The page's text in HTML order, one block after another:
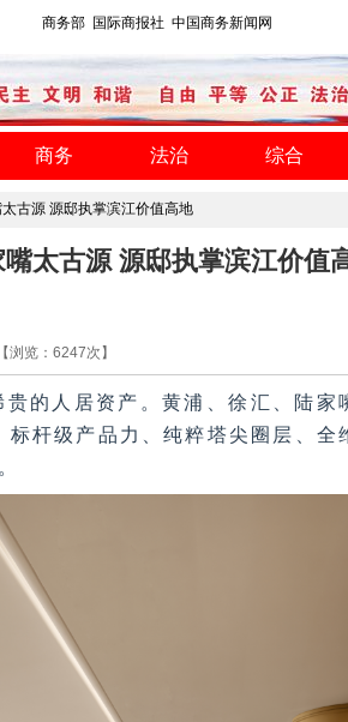
商务部 国际商报社 中国商务新闻网
商务 法治 综合
古源 源邸执掌滨江价值高地
太古源 源邸执掌滨江价值
浏览： 6247次】
的人居资产。黄浦、徐汇、陆家
杆级产品力、纯粹塔尖圈层、全